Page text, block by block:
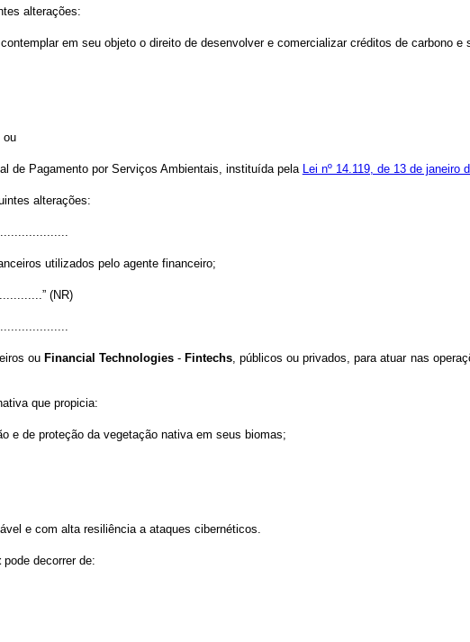
alterações:
em seu objeto o direito de desenvolver e comercializar créditos de carbono e
ou
de Pagamento por Serviços Ambientais, instituída pela Lei nº 14.119, de 13 de janeiro
alterações:
utilizados pelo agente financeiro;
(NR)
ou Financial Technologies- Fintechs, públicos ou privados, para atuar nas
que propicia:
e de proteção da vegetação nativa em seus biomas;
e com alta resiliência a ataques cibernéticos.
pode decorrer de: